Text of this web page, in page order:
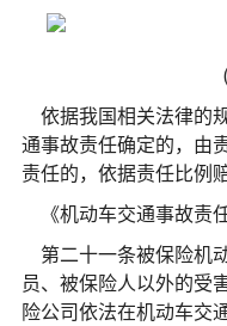
依据我国相关法律的
通事故责任确定的，由
责任的，依据责任比例赔
《机动车交通事故责
第二十一条被保险机
员、被保险人以外的受
险公司依法在机动车交